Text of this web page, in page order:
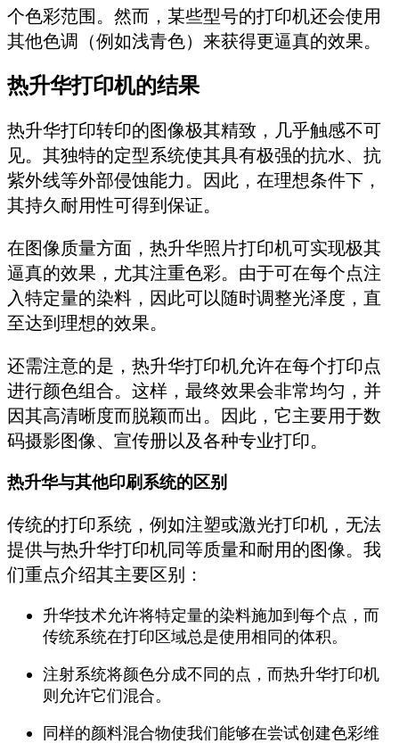
个色彩范围。然而，某些型号的打印机还会使用
其他色调（例如浅青色）来获得更逼真的效果。
热升华打印机的结果
热升华打印转印的图像极其精致，几乎触感不可
见。其独特的定型系统使其具有极强的抗水、抗
紫外线等外部侵蚀能力。因此，在理想条件下，
其持久耐用性可得到保证。
在图像质量方面，热升华照片打印机可实现极其
逼真的效果，尤其注重色彩。由于可在每个点注
入特定量的染料，因此可以随时调整光泽度，直
至达到理想的效果。
还需注意的是，热升华打印机允许在每个打印点
进行颜色组合。这样，最终效果会非常均匀，并
因其高清晰度而脱颖而出。因此，它主要用于数
码摄影图像、宣传册以及各种专业打印。
热升华与其他印刷系统的区别
传统的打印系统，例如注塑或激光打印机，无法
提供与热升华打印机同等质量和耐用的图像。我
们重点介绍其主要区别：
升华技术允许将特定量的染料施加到每个点，而
传统系统在打印区域总是使用相同的体积。
注射系统将颜色分成不同的点，而热升华打印机
则允许它们混合。
同样的颜料混合物使我们能够在尝试创建色彩维